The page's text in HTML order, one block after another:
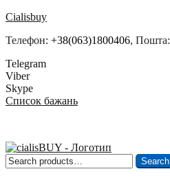
Cialisbuy
Телефон: +38(063)1800406, Пошта:
Telegram
Viber
Skype
Список бажань
Search
for:
Search